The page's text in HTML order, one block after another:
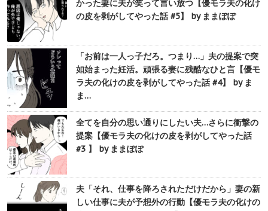
かった妻に夫が笑って言い放つ【優モラ夫の化け
の皮を剥がしてやった話 #5】 by ままぽぽ
「お前は一人っ子だろ。つまり…」夫の提案で突
如始まった妊活。頑張る妻に残酷なひと言【優モ
ラ夫の化けの皮を剥がしてやった話 #4】 by ま
ま…
全てを自分の思い通りにしたい夫…さらに衝撃の
提案【優モラ夫の化けの皮を剥がしてやった話
#3 】 by ままぽぽ
夫「それ、仕事を降ろされただけだから」妻の新
しい仕事に夫が予想外の行動【優モラ夫の化けの